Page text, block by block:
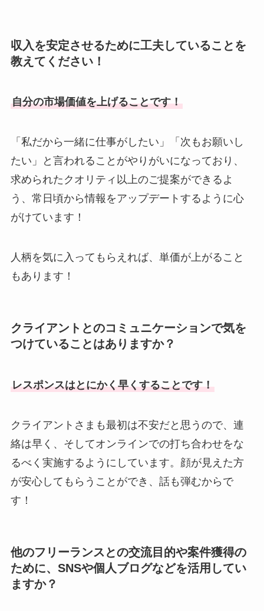
収入を安定させるために工夫していることを
教えてください！
自分の市場価値を上げることです！
「私だから一緒に仕事がしたい」「次もお願いし
たい」と言われることがやりがいになっており、
求められたクオリティ以上のご提案ができるよ
う、常日頃から情報をアップデートするように心
がけています！
人柄を気に入ってもらえれば、単価が上がること
もあります！
クライアントとのコミュニケーションで気を
つけていることはありますか？
レスポンスはとにかく早くすることです！
クライアントさまも最初は不安だと思うので、連
絡は早く、そしてオンラインでの打ち合わせをな
るべく実施するようにしています。顔が見えた方
が安心してもらうことができ、話も弾むからで
す！
他のフリーランスとの交流目的や案件獲得の
ために、SNSや個人ブログなどを活用してい
ますか？